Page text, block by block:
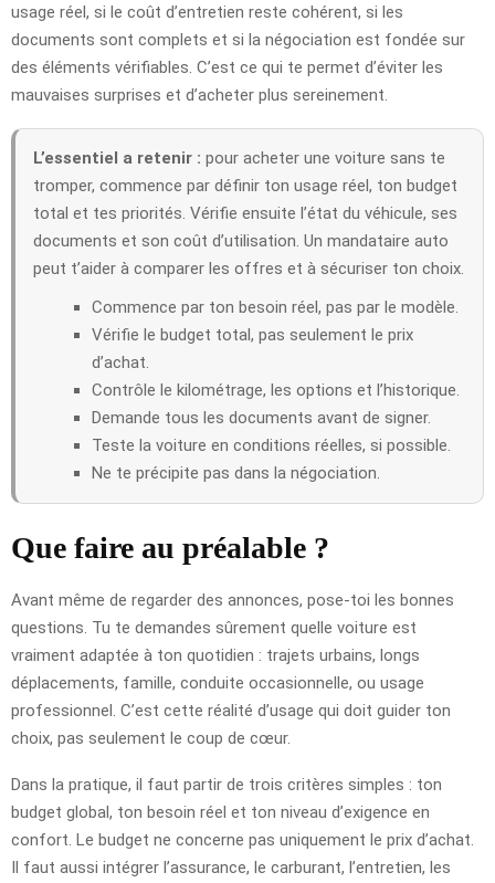
usage réel, si le coût d’entretien reste cohérent, si les
documents sont complets et si la négociation est fondée sur
des éléments vérifiables. C’est ce qui te permet d’éviter les
mauvaises surprises et d’acheter plus sereinement.
L’essentiel a retenir : pour acheter une voiture sans te
tromper, commence par définir ton usage réel, ton budget
total et tes priorités. Vérifie ensuite l’état du véhicule, ses
documents et son coût d’utilisation. Un mandataire auto
peut t’aider à comparer les offres et à sécuriser ton choix.
Commence par ton besoin réel, pas par le modèle.
Vérifie le budget total, pas seulement le prix
d’achat.
Contrôle le kilométrage, les options et l’historique.
Demande tous les documents avant de signer.
Teste la voiture en conditions réelles, si possible.
Ne te précipite pas dans la négociation.
Que faire au préalable ?
Avant même de regarder des annonces, pose-toi les bonnes
questions. Tu te demandes sûrement quelle voiture est
vraiment adaptée à ton quotidien : trajets urbains, longs
déplacements, famille, conduite occasionnelle, ou usage
professionnel. C’est cette réalité d’usage qui doit guider ton
choix, pas seulement le coup de cœur.
Dans la pratique, il faut partir de trois critères simples : ton
budget global, ton besoin réel et ton niveau d’exigence en
confort. Le budget ne concerne pas uniquement le prix d’achat.
Il faut aussi intégrer l’assurance, le carburant, l’entretien, les